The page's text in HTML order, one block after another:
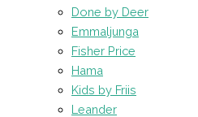
Done by Deer
Emmaljunga
Fisher Price
Hama
Kids by Friis
Leander